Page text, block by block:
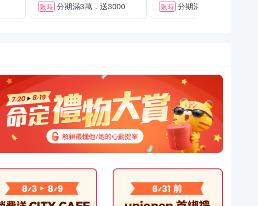
限時 分期滿3萬．送3000 限時 分期滿3萬．送2000